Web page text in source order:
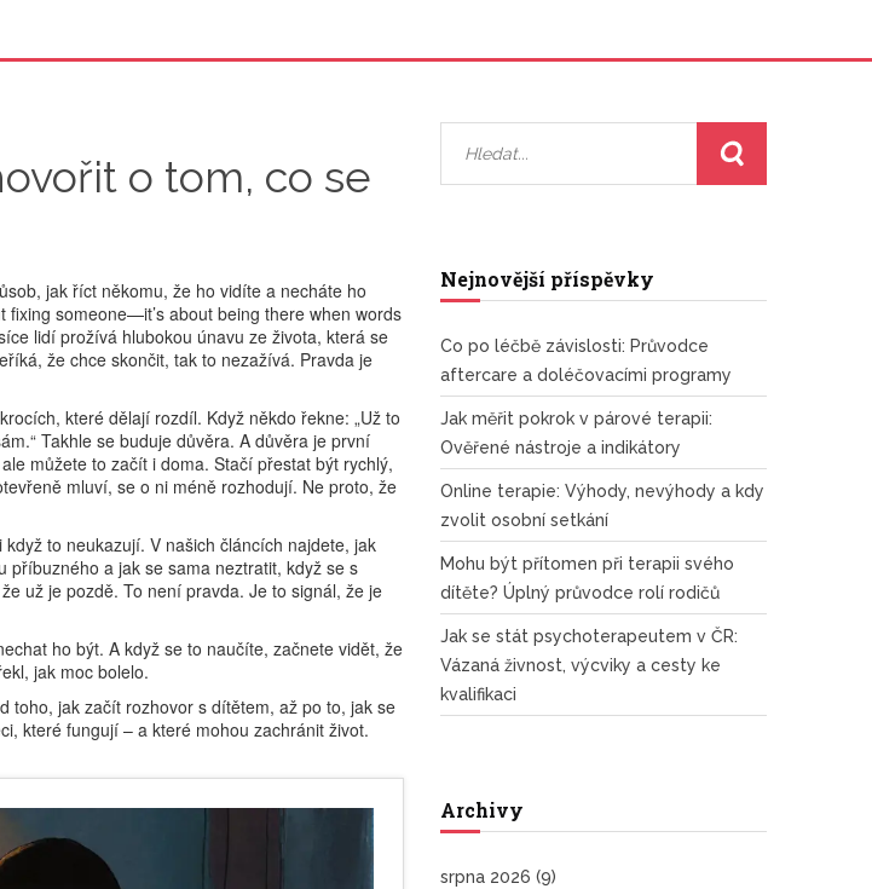
o tom, co se
jak říct někomu, že ho vidíte a necháte ho
fixing someone—it’s about being there when words
lidí prožívá hlubokou únavu ze života, která se
že chce skončit, tak to nezažívá. Pravda je
které dělají rozdíl. Když někdo řekne: „Už to
Takhle se buduje důvěra. A důvěra je první
můžete to začít i doma. Stačí přestat být rychlý,
mluví, se o ni méně rozhodují. Ne proto, že
když to neukazují. V našich článcích najdete, jak
a jak se sama neztratit, když se s
už je pozdě. To není pravda. Je to signál, že je
ho být. A když se to naučíte, začnete vidět, že
jak moc bolelo.
toho, jak začít rozhovor s dítětem, až po to, jak se
které fungují – a které mohou zachránit život.
Nejnovější příspěvky
Co po léčbě závislosti: Průvodce
aftercare a doléčovacími programy
Jak měřit pokrok v párové terapii:
Ověřené nástroje a indikátory
Online terapie: Výhody, nevýhody a kdy
zvolit osobní setkání
Mohu být přítomen při terapii svého
dítěte? Úplný průvodce rolí rodičů
Jak se stát psychoterapeutem v ČR:
Vázaná živnost, výcviky a cesty ke
kvalifikaci
Archivy
srpna 2026 (9)